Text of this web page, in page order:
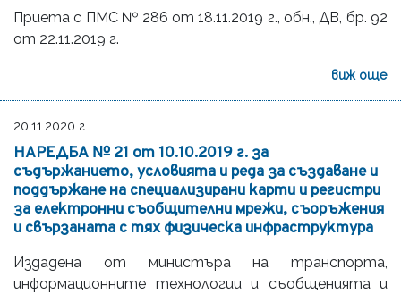
Приета с ПМС № 286 от 18.11.2019 г., обн., ДВ, бр. 92
от 22.11.2019 г.
виж още
20.11.2020 г.
НАРЕДБА № 21 от 10.10.2019 г. за
съдържанието, условията и реда за създаване и
поддържане на специализирани карти и регистри
за електронни съобщителни мрежи, съоръжения
и свързаната с тях физическа инфраструктура
Издадена от министъра на транспорта,
информационните технологии и съобщенията и